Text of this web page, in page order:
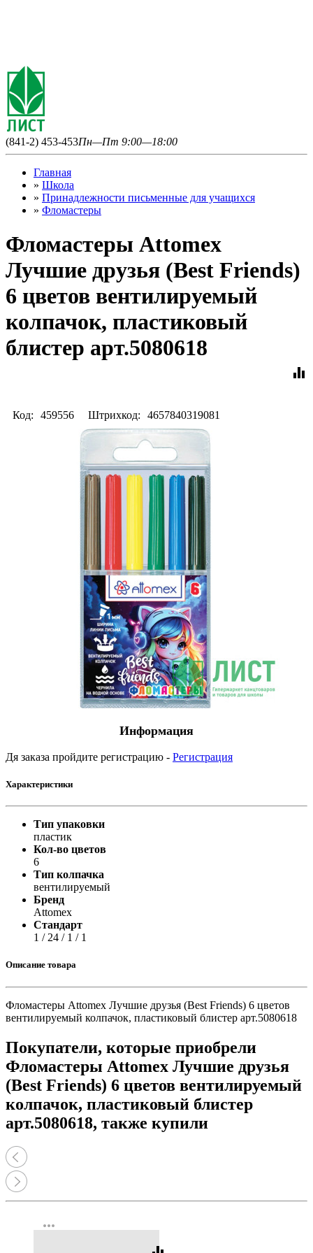
(841-2) 453-453Пн—Пт 9:00—18:00
Главная
» Школа
» Принадлежности письменные для учащихся
» Фломастеры
Фломастеры Attomex
Лучшие друзья (Best Friends)
6 цветов вентилируемый
колпачок, пластиковый
блистер арт.5080618
equalizer
Код: 459556 Штрихкод: 4657840319081
Информация
Дя заказа пройдите регистрацию - Регистрация
Характеристики
Тип упаковки
пластик
Кол-во цветов
6
Тип колпачка
вентилируемый
Бренд
Attomex
Стандарт
1 / 24 / 1 / 1
Описание товара
Фломастеры Attomex Лучшие друзья (Best Friends) 6 цветов
вентилируемый колпачок, пластиковый блистер арт.5080618
Покупатели, которые приобрели
Фломастеры Attomex Лучшие друзья
(Best Friends) 6 цветов вентилируемый
колпачок, пластиковый блистер
арт.5080618, также купили
more_horiz